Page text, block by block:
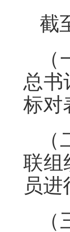
截
总书
标对
联组
员进